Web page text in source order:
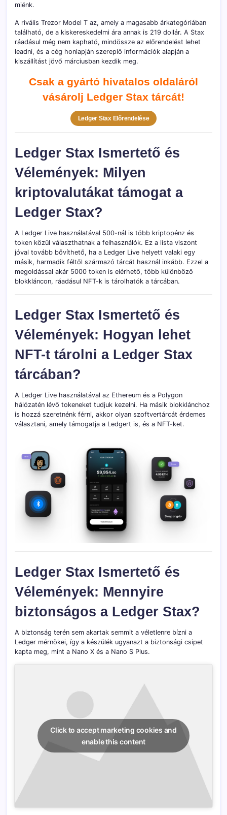
miénk.
A rivális Trezor Model T az, amely a magasabb árkategóriában
található, de a kiskereskedelmi ára annak is 219 dollár. A Stax
ráadásul még nem kapható, mindössze az előrendelést lehet
leadni, és a cég honlapján szereplő információk alapján a
kiszállítást jövő márciusban kezdik meg.
Csak a gyártó hivatalos oldaláról
vásárolj Ledger Stax tárcát!
Ledger Stax Előrendelése
Ledger Stax Ismertető és
Vélemények: Milyen
kriptovalutákat támogat a
Ledger Stax?
A Ledger Live használatával 500-nál is több kriptopénz és
token közül választhatnak a felhasználók. Ez a lista viszont
jóval tovább bővíthető, ha a Ledger Live helyett valaki egy
másik, harmadik féltől származó tárcát használ inkább. Ezzel a
megoldással akár 5000 token is elérhető, több különböző
blokkláncon, ráadásul NFT-k is tárolhatók a tárcában.
Ledger Stax Ismertető és
Vélemények: Hogyan lehet
NFT-t tárolni a Ledger Stax
tárcában?
A Ledger Live használatával az Ethereum és a Polygon
hálózatén lévő tokeneket tudjuk kezelni. Ha másik blokklánchoz
is hozzá szeretnénk férni, akkor olyan szoftvertárcát érdemes
választani, amely támogatja a Ledgert is, és a NFT-ket.
Ledger Stax Ismertető és
Vélemények: Mennyire
biztonságos a Ledger Stax?
A biztonság terén sem akartak semmit a véletlenre bízni a
Ledger mérnökei, így a készülék ugyanazt a biztonsági csipet
kapta meg, mint a Nano X és a Nano S Plus.
Click to accept marketing cookies and
enable this content